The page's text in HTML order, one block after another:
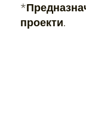
проекти.